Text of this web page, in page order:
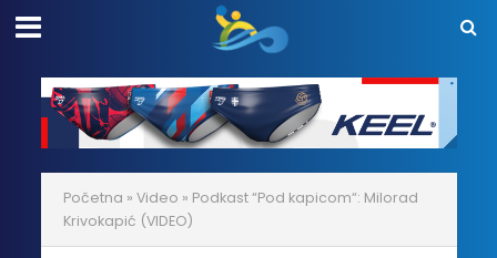
Početna » Video » Podkast “Pod kapicom“: Milorad
Krivokapić (VIDEO)